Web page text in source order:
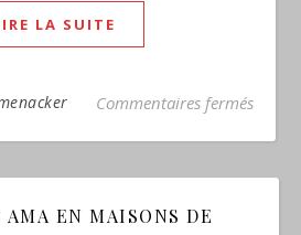
LA SUITE
Commentaires ferméssur
AMA EN MAISONS DE